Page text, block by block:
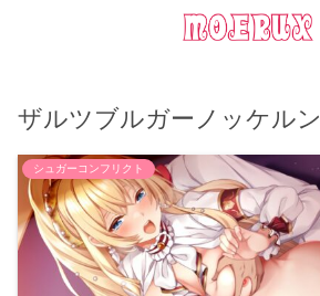
ザルツブルガーノッケルン
シュガーコンフリクト